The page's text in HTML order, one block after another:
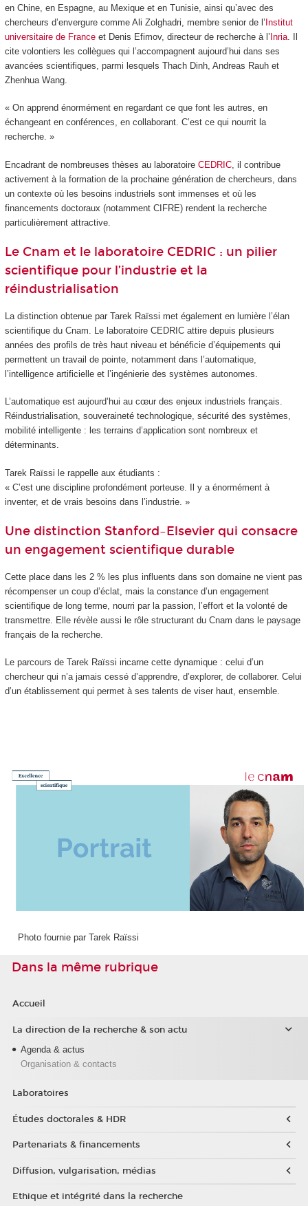
en Chine, en Espagne, au Mexique et en Tunisie, ainsi qu’avec des
chercheurs d’envergure comme Ali Zolghadri, membre senior de l’Institut
universitaire de Franceet Denis Efimov, directeur de recherche à l’Inria. Il
cite volontiers les collègues qui l’accompagnent aujourd’hui dans ses
avancées scientifiques, parmi lesquels Thach Dinh, Andreas Rauh et
Zhenhua Wang.
« On apprend énormément en regardant ce que font les autres, en
échangeant en conférences, en collaborant. C’est ce qui nourrit la
recherche. »
Encadrant de nombreuses thèses au laboratoire CEDRIC, il contribue
activement à la formation de la prochaine génération de chercheurs, dans
un contexte où les besoins industriels sont immenses et où les
financements doctoraux (notamment CIFRE) rendent la recherche
particulièrement attractive.
Le Cnam et le laboratoire CEDRIC : un pilier
scientifique pour l’industrie et la
réindustrialisation
La distinction obtenue par Tarek Raïssi met également en lumière l’élan
scientifique du Cnam. Le laboratoire CEDRIC attire depuis plusieurs
années des profils de très haut niveau et bénéficie d’équipements qui
permettent un travail de pointe, notamment dans l’automatique,
l’intelligence artificielle et l’ingénierie des systèmes autonomes.
L’automatique est aujourd’hui au cœur des enjeux industriels français.
Réindustrialisation, souveraineté technologique, sécurité des systèmes,
mobilité intelligente : les terrains d’application sont nombreux et
déterminants.
Tarek Raïssi le rappelle aux étudiants :
« C’est une discipline profondément porteuse. Il y a énormément à
inventer, et de vrais besoins dans l’industrie. »
Une distinction Stanford–Elsevier qui consacre
un engagement scientifique durable
Cette place dans les 2 % les plus influents dans son domaine ne vient pas
récompenser un coup d’éclat, mais la constance d’un engagement
scientifique de long terme, nourri par la passion, l’effort et la volonté de
transmettre. Elle révèle aussi le rôle structurant du Cnam dans le paysage
français de la recherche.
Le parcours de Tarek Raïssi incarne cette dynamique : celui d’un
chercheur qui n’a jamais cessé d’apprendre, d’explorer, de collaborer. Celui
d’un établissement qui permet à ses talents de viser haut, ensemble.
Photo fournie par Tarek Raïssi
Dans la même rubrique
Accueil
La direction de la recherche & son actu
Agenda & actus
Organisation & contacts
Laboratoires
Études doctorales & HDR
Partenariats & financements
Diffusion, vulgarisation, médias
Ethique et intégrité dans la recherche